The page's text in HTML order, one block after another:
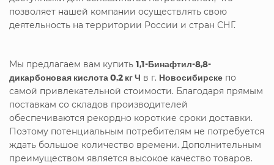
позволяет нашей компании осуществлять свою
деятельность на территории России и стран СНГ.
Мы предлагаем вам купить 1,1-Бинафтил-8,8-
дикарбоновая кислота 0,2 кг Ч в г. Новосибирске по
самой привлекательной стоимости. Благодаря прямым
поставкам со складов производителей
обеспечиваются рекордно короткие сроки доставки.
Поэтому потенциальным потребителям не потребуется
ждать большое количество времени. Дополнительным
преимуществом является высокое качество товаров.